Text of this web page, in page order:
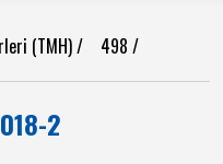
(TMH)/ 498 /
2